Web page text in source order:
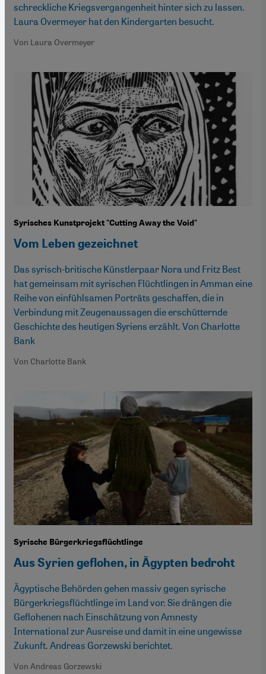
schreckliche Kriegsvergangenheit hinter sich zu lassen.
Laura Overmeyer hat den Kindergarten besucht.
Von Laura Overmeyer
Syrisches Kunstprojekt "Cutting Away the Void"
Vom Leben gezeichnet
Das syrisch-britische Künstlerpaar Nora und Fritz Best
hat gemeinsam mit syrischen Flüchtlingen in Amman eine
Reihe von einfühlsamen Porträts geschaffen, die in
Verbindung mit Zeugenaussagen die erschütternde
Geschichte des heutigen Syriens erzählt. Von Charlotte
Bank
Von Charlotte Bank
Syrische Bürgerkriegsflüchtlinge
Aus Syrien geflohen, in Ägypten bedroht
Ägyptische Behörden gehen massiv gegen syrische
Bürgerkriegsflüchtlinge im Land vor. Sie drängen die
Geflohenen nach Einschätzung von Amnesty
International zur Ausreise und damit in eine ungewisse
Zukunft. Andreas Gorzewski berichtet.
Von Andreas Gorzewski